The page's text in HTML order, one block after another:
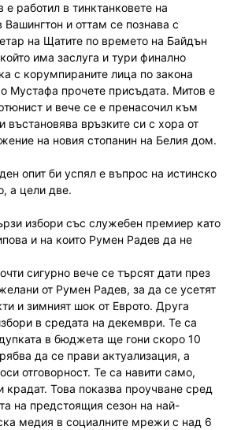
е работил в тинктанковете на
и оттам се познава с
на Щатите по времето на Байдън
има заслуга и тури финално
с корумпираните лица по закона
Мустафа прочете присъдата. Митов е
и вече се е пренасочил към
въстановява връзките си с хора от
на новия стопанин на Белия дом.
опит би успял е въпрос на истинско
а цели две.
избори със служебен премиер като
и на които Румен Радев да не
сигурно вече се търсят дати през
от Румен Радев, за да се усетят
и зимният шок от Еврото. Друга
в средата на декември. Те са
в бюджета ще гони скоро 10
да се прави актуализация, а
отговорност. Те са навити само,
крадат. Това показва проучване сред
на предстоящия сезон на най-
медия в социалните мрежи с над 6